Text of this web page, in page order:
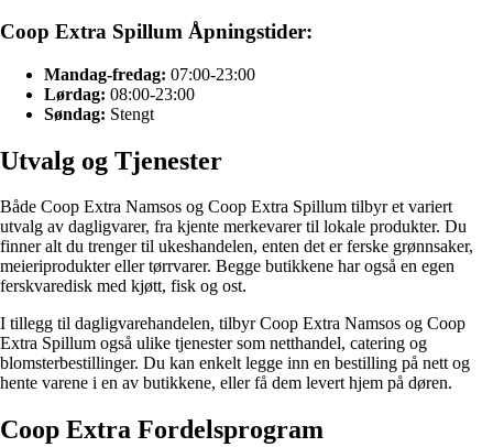
Coop Extra Spillum Åpningstider:
Mandag-fredag: 07:00-23:00
Lørdag: 08:00-23:00
Søndag: Stengt
Utvalg og Tjenester
Både Coop Extra Namsos og Coop Extra Spillum tilbyr et variert
utvalg av dagligvarer, fra kjente merkevarer til lokale produkter. Du
finner alt du trenger til ukeshandelen, enten det er ferske grønnsaker,
meieriprodukter eller tørrvarer. Begge butikkene har også en egen
ferskvaredisk med kjøtt, fisk og ost.
I tillegg til dagligvarehandelen, tilbyr Coop Extra Namsos og Coop
Extra Spillum også ulike tjenester som netthandel, catering og
blomsterbestillinger. Du kan enkelt legge inn en bestilling på nett og
hente varene i en av butikkene, eller få dem levert hjem på døren.
Coop Extra Fordelsprogram